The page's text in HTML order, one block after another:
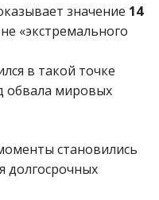
значение 14
«экстремального
в такой точке
обвала мировых
становились
долгосрочных